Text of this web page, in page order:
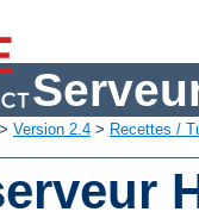
> Version 2.4 > Recettes /